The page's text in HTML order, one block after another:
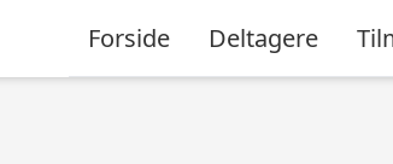
Forside Deltagere